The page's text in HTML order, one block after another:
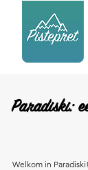
Paradiski:
Welkom in